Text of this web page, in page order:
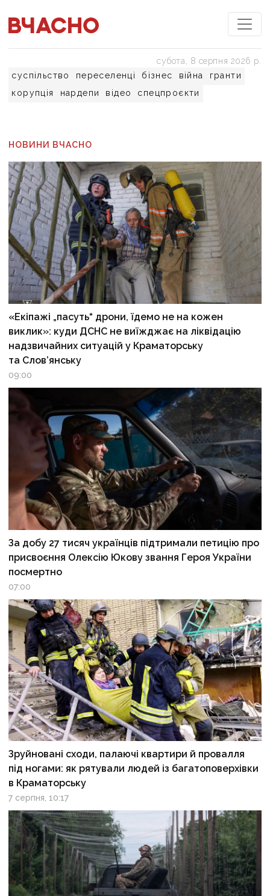
суспільство переселенці бізнес війна
гранти
корупція
нардепи відео спецпроєкти
субота, 8 серпня 2026 р.
НОВИНИ ВЧАСНО
«Екіпажі „пасуть“ дрони, їдемо не на кожен
виклик»: куди ДСНС не виїжджає на ліквідацію
надзвичайних ситуацій у Краматорську
та Слов’янську
09:00
За добу 27 тисяч українців підтримали петицію про
присвоєння Олексію Юкову звання Героя України
посмертно
07:00
Зруйновані сходи, палаючі квартири й провалля
під ногами: як рятували людей із багатоповерхівки
в Краматорську
7 серпня, 10:17